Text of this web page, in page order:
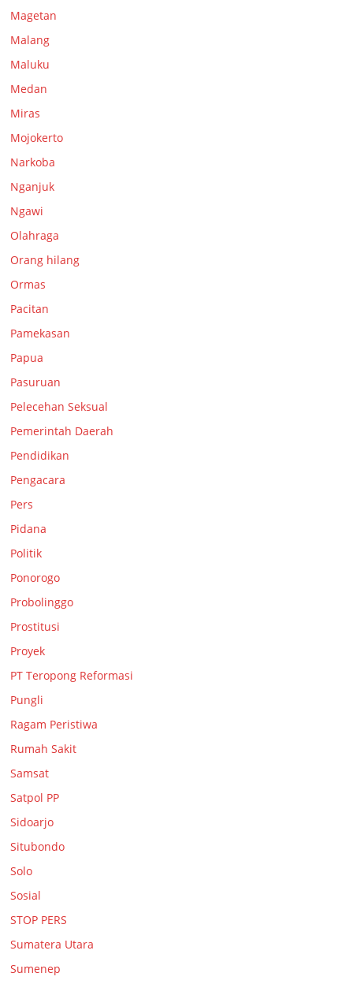
Magetan
Malang
Maluku
Medan
Miras
Mojokerto
Narkoba
Nganjuk
Ngawi
Olahraga
Orang hilang
Ormas
Pacitan
Pamekasan
Papua
Pasuruan
Pelecehan Seksual
Pemerintah Daerah
Pendidikan
Pengacara
Pers
Pidana
Politik
Ponorogo
Probolinggo
Prostitusi
Proyek
PT Teropong Reformasi
Pungli
Ragam Peristiwa
Rumah Sakit
Samsat
Satpol PP
Sidoarjo
Situbondo
Solo
Sosial
STOP PERS
Sumatera Utara
Sumenep